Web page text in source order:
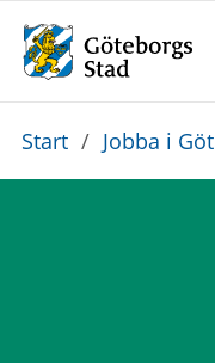
Du
är
Start / Jobba i